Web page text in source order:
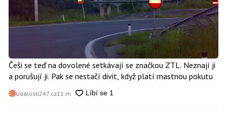
Češi se teď na dovolené setkávají se značkou ZTL. Neznají ji
a porušují ji. Pak se nestačí divit, když platí mastnou pokutu
Události247.cz11 m